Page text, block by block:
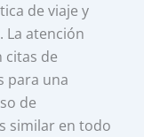
de viaje y
La atención
citas de
para una
de
similar en todo